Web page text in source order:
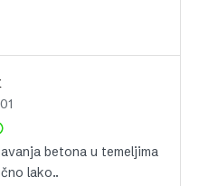
betona u temeljima
lako..